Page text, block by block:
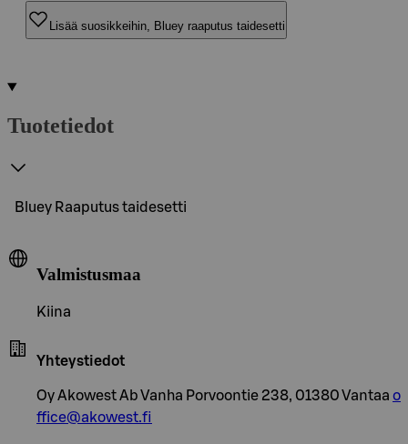
Lisää suosikkeihin, Bluey raaputus taidesetti
Tuotetiedot
Bluey Raaputus taidesetti
Valmistusmaa
Kiina
Yhteystiedot
Oy Akowest Ab Vanha Porvoontie 238, 01380 Vantaa o
ffice@akowest.fi